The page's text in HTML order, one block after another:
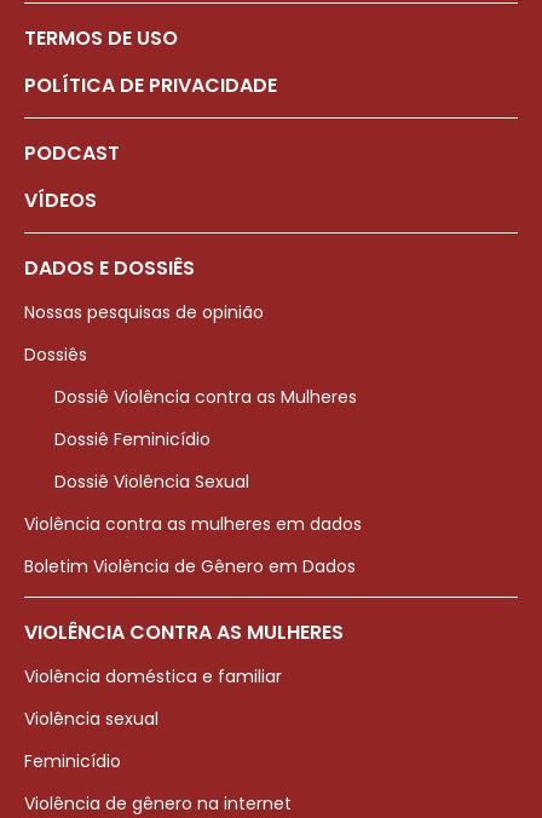
TERMOS DE USO
POLÍTICA DE PRIVACIDADE
PODCAST
VÍDEOS
DADOS E DOSSIÊS
Nossas pesquisas de opinião
Dossiês
Dossiê Violência contra as Mulheres
Dossiê Feminicídio
Dossiê Violência Sexual
Violência contra as mulheres em dados
Boletim Violência de Gênero em Dados
VIOLÊNCIA CONTRA AS MULHERES
Violência doméstica e familiar
Violência sexual
Feminicídio
Violência de gênero na internet